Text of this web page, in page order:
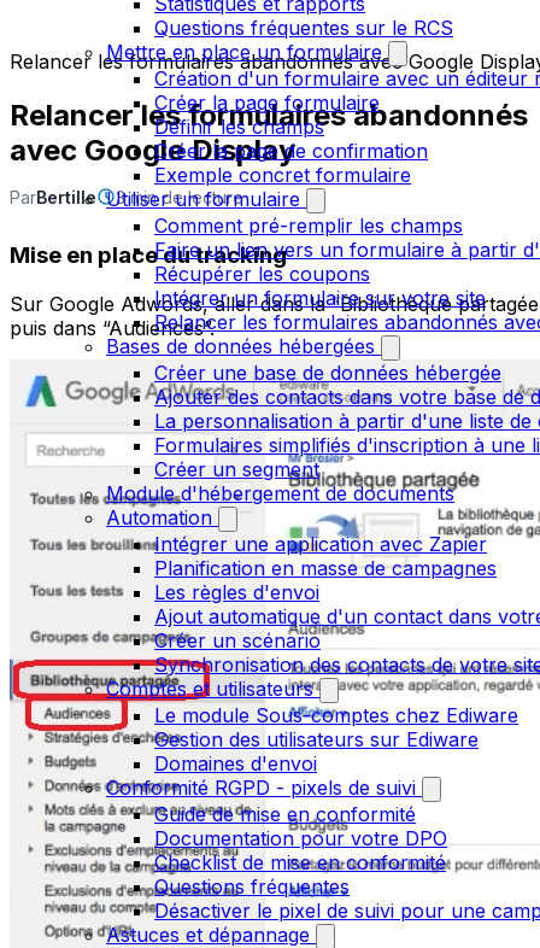
Questions fréquentes sur le RCS
Mettre en place un formulaire
Création d'un formulaire avec un éditeur
Créer la page formulaire
Définir les champs
Créer la page de confirmation
Exemple concret formulaire
Utiliser un formulaire
Comment pré-remplir les champs
Faire un lien vers un formulaire à partir
Récupérer les coupons
Intégrer un formulaire sur votre site
Relancer les formulaires abandonnés
Bases de données hébergées
Créer une base de données hébergée
Ajouter des contacts dans votre base de
La personnalisation à partir d'une liste de
Formulaires simplifiés d'inscription à une
Créer un segment
Module d'hébergement de documents
Automation
Intégrer une application avec Zapier
Planification en masse de campagnes
Les règles d'envoi
Ajout automatique d'un contact dans
Créer un scénario
Synchronisation des contacts de votre
Comptes et utilisateurs
Le module Sous-comptes chez Ediware
Gestion des utilisateurs sur Ediware
Domaines d'envoi
Conformité RGPD - pixels de suivi
Guide de mise en conformité
Documentation pour votre DPO
Checklist de mise en conformité
Questions fréquentes
Désactiver le pixel de suivi pour une
Astuces et dépannage
Relancer les formulaires abandonnés avec Google
Relancer les formulaires abandonnés
avec Google Display
ParBertille 3 min de lecture
Mise en place du tracking
Sur Google Adwords, aller dans la “Bibliothèque
puis dans “Audiences”.